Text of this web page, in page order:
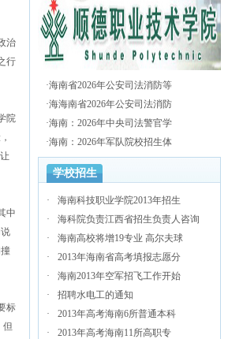
治
行
院
中
标
但
·海南省2026年公安司法消防等
·海海南省2026年公安司法消防
·海南：2026年中央司法警官学
·海南：2026年军队院校招生体
学校招生
·
海南科技职业学院2013年招生
·
海科院负责江西省招生负责人咨询
·
海南高校将增19专业 高尔夫球
·
2013年海南省高考填报志愿分
·
海南2013年空军招飞工作开始
·
招聘水电工的通知
·
2013年高考海南6所普通本科
·
2013年高考海南11所高职专